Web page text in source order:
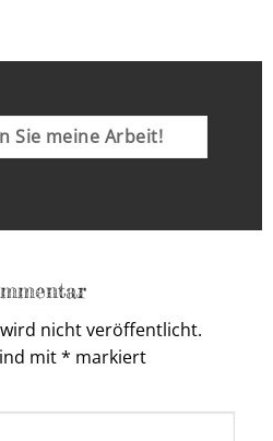
Sie meine Arbeit!
nicht veröffentlicht.
mit* markiert